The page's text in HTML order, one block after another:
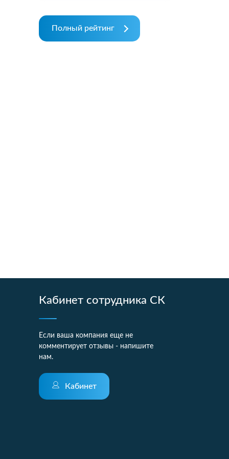
Полный рейтинг
Кабинет сотрудника СК
Если ваша компания еще не
комментирует отзывы - напишите
нам.
Кабинет